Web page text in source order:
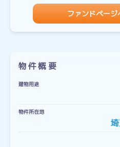
ファンドページ
物件概要
建物用途
物件所在地